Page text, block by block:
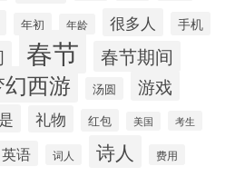
年初 年龄 很多人 手机
春节 春节期间
西游 汤圆 游戏
礼物 红包 美国 考生
英语 词人 诗人 费用